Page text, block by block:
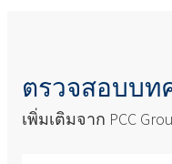
ตรวจสอบบ
เพิ่มเติมจาก PCC